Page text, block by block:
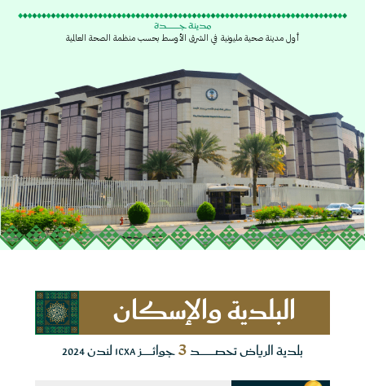
مدينة جــــــــــــــــدة
أول مدينة صحية مليونية في الشرق الأوسط بحسب منظمة الصحة العالمية
البلدية والإسكان
بلدية الرياض تحصـــــــــــــــــــد3جوائـــــــــــــز ICXA لندن 2024